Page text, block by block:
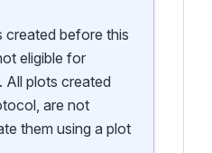
created before this
eligible for
All plots created
are not
them using a plot